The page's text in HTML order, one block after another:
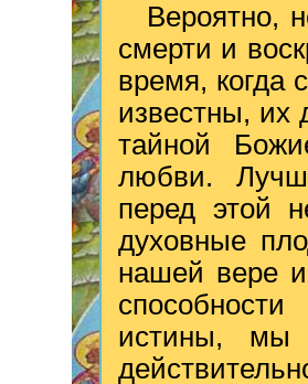
Вероятно,
смерти и
время, когда
известны, их
тайной
любви.
перед этой
духовные
нашей вере
истины, мы